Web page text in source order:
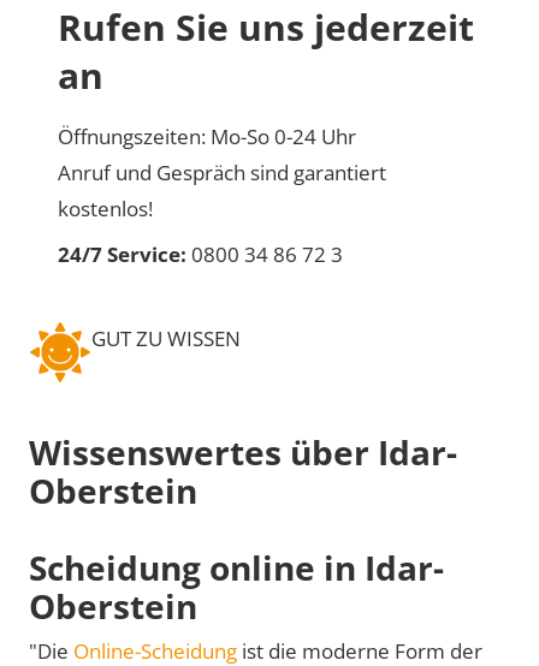
Rufen Sie uns jederzeit
an
Öffnungszeiten: Mo-So 0-24 Uhr
Anruf und Gespräch sind garantiert
kostenlos!
24/7 Service: 0800 34 86 72 3
GUT ZU WISSEN
Wissenswertes über Idar-
Oberstein
Scheidung online in Idar-
Oberstein
"Die Online-Scheidung ist die moderne Form der